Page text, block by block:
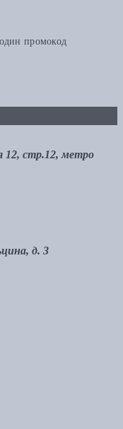
промокод
12, стр.12, метро
д. 3